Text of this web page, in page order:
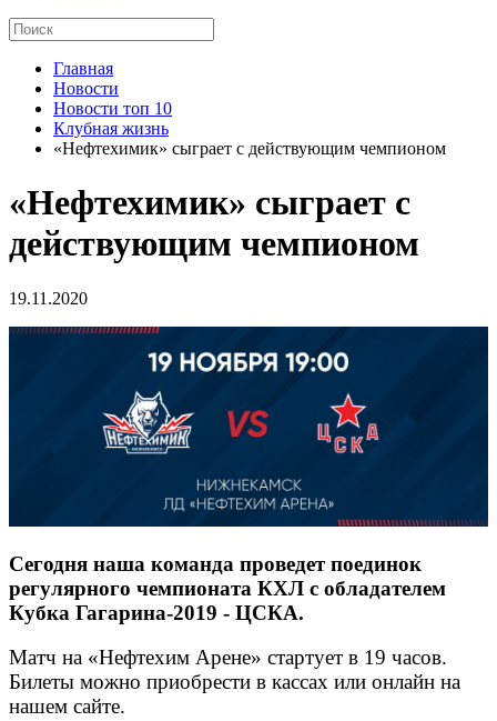
Главная
Новости
Новости топ 10
Клубная жизнь
«Нефтехимик» сыграет с действующим чемпионом
«Нефтехимик» сыграет с
действующим чемпионом
19.11.2020
Сегодня наша команда проведет поединок
регулярного чемпионата КХЛ с обладателем
Кубка Гагарина-2019 - ЦСКА.
Матч на «Нефтехим Арене» стартует в 19 часов.
Билеты можно приобрести в кассах или онлайн на
нашем сайте.